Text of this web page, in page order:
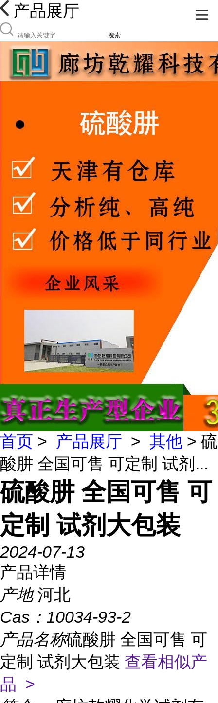
产品展厅
搜索
首页 > 产品展厅 > 其他 > 硫
酸肼 全国可售 可定制 试剂...
硫酸肼 全国可售 可
定制 试剂大包装
2024-07-13
产品详情
产地 河北
Cas： 10034-93-2
产品名称硫酸肼 全国可售 可
定制 试剂大包装 查看相似产
品 >